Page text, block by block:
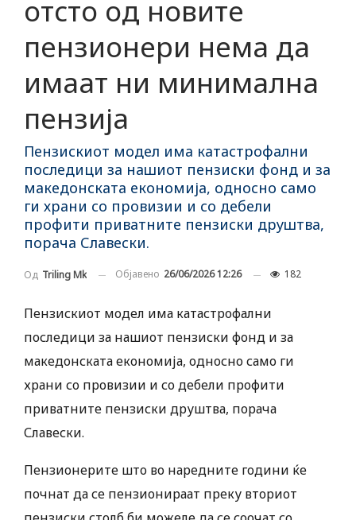
отсто од новите
пензионери нема да
имаат ни минимална
пензија
Пензискиот модел има катастрофални
последици за нашиот пензиски фонд и за
македонската економија, односно само
ги храни со провизии и со дебели
профити приватните пензиски друштва,
порача Славески.
Од Triling Mk Објавено 26/06/2026 12:26 182
Пензискиот модел има катастрофални
последици за нашиот пензиски фонд и за
македонската економија, односно само ги
храни со провизии и со дебели профити
приватните пензиски друштва, порача
Славески.
Пензионерите што во наредните години ќе
почнат да се пензионираат преку вториот